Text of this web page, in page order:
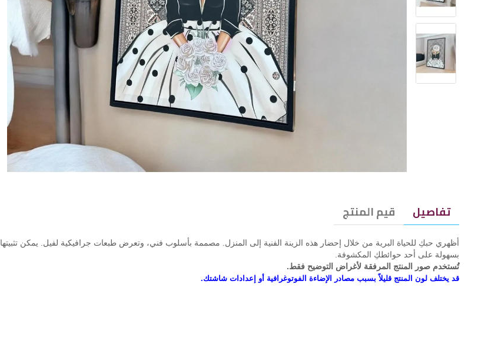
تفاصيل قيم المنتج
أظهري حبكِ للحياة البرية من خلال إحضار هذه الزينة الفنية إلى المنزل. مصممة بأسلوب فني، وتعرض طبعات جرافيكية لفيل. يمكن تثبيتها
بسهولة على أحد حوائطكِ المكشوفة.
تُستخدم صور المنتج المرفقة لأغراض التوضيح فقط.
قد يختلف لون المنتج قليلاً بسبب مصادر الإضاءة الفوتوغرافية أو إعدادات شاشتك.